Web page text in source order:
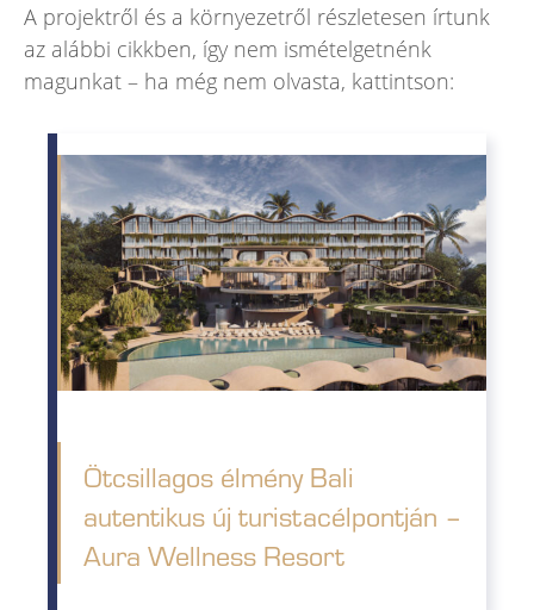
A projektről és a környezetről részletesen írtunk
az alábbi cikkben, így nem ismételgetnénk
magunkat – ha még nem olvasta, kattintson:
Ötcsillagos élmény Bali
autentikus új turistacélpontján –
Aura Wellness Resort